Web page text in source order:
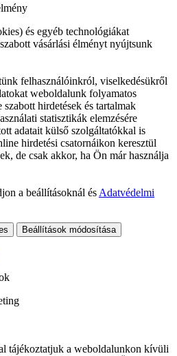
és egyéb technológiákat
vásárlási élményt nyújtsunk
felhasználóinkról, viselkedésükről
weboldalunk folyamatos
hirdetések és tartalmak
statisztikák elemzésére
adatait külső szolgáltatókkal is
hirdetési csatornáikon keresztül
de csak akkor, ha Ön már használja
a beállításoknál és Adatvédelmi
Beállítások módosítása
tájékoztatjuk a weboldalunkon kívüli